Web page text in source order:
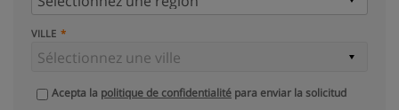
VILLE
Acepta la politique de confidentialité para enviar la solicitud